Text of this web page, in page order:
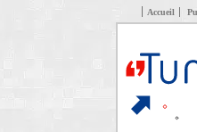
Accueil